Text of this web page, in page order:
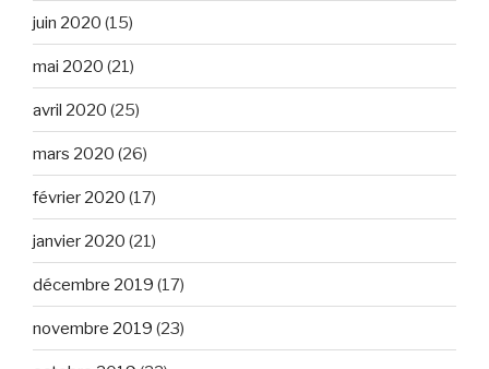
juin 2020 (15)
mai 2020 (21)
avril 2020 (25)
mars 2020 (26)
février 2020 (17)
janvier 2020 (21)
décembre 2019 (17)
novembre 2019 (23)